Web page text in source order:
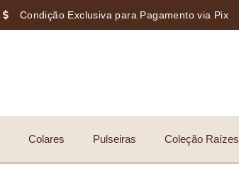
Condição Exclusiva para Pagamento via Pix
Colares Pulseiras Coleção Raízes